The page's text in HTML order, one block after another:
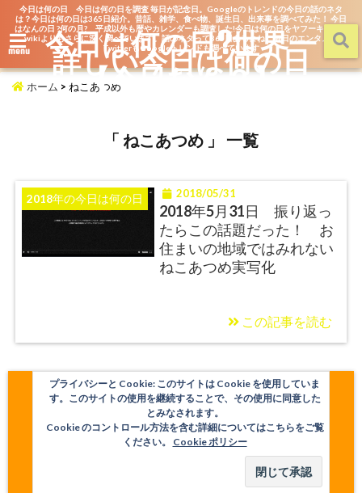
今日は何の日 今日は何の日を調査 毎日が記念日。Googleのトレンドの今日の話のネタ
は？今日は何の日は365日紹介。昔話、雑学、食べ物、誕生日、出来事を調べてみた！ 今日
はなんの日 ?何の月? 平成以外も暦やカレンダーも調査した!今日は何の日をヤフーキッズや
wikiよりもさらに深く調べています。話のネタって365日あるよね。毎日のエンタメを
TwitterもGoogleトレンドも調べています
menu 今日は何の日?世界一
詳しい今日は何の日
【今日なん？】
ホーム > ねこあつめ
「 ねこあつめ 」 一覧
2018年の今日は何の日 2018/05/31
2018年5月31日 振り返っ
たらこの話題だった！ お
住まいの地域ではみれない
ねこあつめ実写化
この記事を読む
プライバシーと Cookie: このサイトは Cookie を使用していま
す。このサイトの使用を継続することで、その使用に同意した
とみなされます。
Cookie のコントロール方法を含む詳細についてはこちらをご覧
ください。 Cookie ポリシー